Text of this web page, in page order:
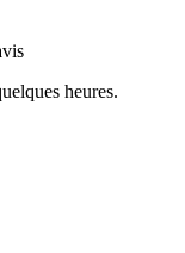
heures.